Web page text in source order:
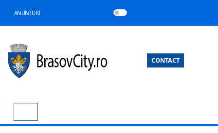
ANUNȚURI
CONTACT